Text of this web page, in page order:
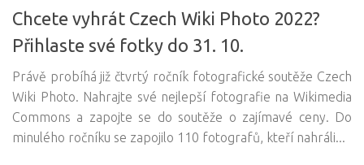
Chcete vyhrát Czech Wiki Photo 2022?
Přihlaste své fotky do 31. 10.
Právě probíhá již čtvrtý ročník fotografické soutěže Czech
Wiki Photo. Nahrajte své nejlepší fotografie na Wikimedia
Commons a zapojte se do soutěže o zajímavé ceny. Do
minulého ročníku se zapojilo 110 fotografů, kteří nahráli...